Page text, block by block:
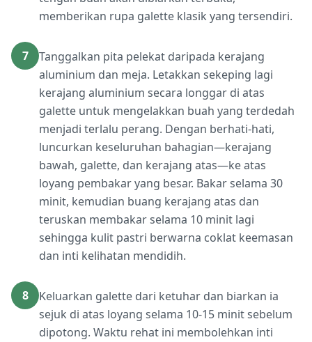
memberikan rupa galette klasik yang tersendiri.
7
Tanggalkan pita pelekat daripada kerajang
aluminium dan meja. Letakkan sekeping lagi
kerajang aluminium secara longgar di atas
galette untuk mengelakkan buah yang terdedah
menjadi terlalu perang. Dengan berhati-hati,
luncurkan keseluruhan bahagian—kerajang
bawah, galette, dan kerajang atas—ke atas
loyang pembakar yang besar. Bakar selama 30
minit, kemudian buang kerajang atas dan
teruskan membakar selama 10 minit lagi
sehingga kulit pastri berwarna coklat keemasan
dan inti kelihatan mendidih.
8
Keluarkan galette dari ketuhar dan biarkan ia
sejuk di atas loyang selama 10-15 minit sebelum
dipotong. Waktu rehat ini membolehkan inti